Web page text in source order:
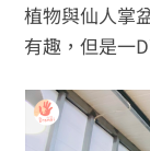
植物與仙人掌
有趣，但是一